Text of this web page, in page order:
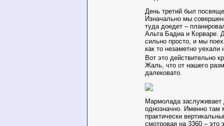
День третий был
Изначально мы
туда доедет –
Альта Бадиа и Корваре.
сильно просто, и мы
как то незаметно
Вот это действительно
Жаль, что от нашего
далековато.
Мармолада заслуживает
однозначно. Именно там
практически
смотровая на 3360 – это